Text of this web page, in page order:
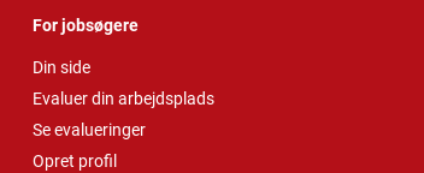
For jobsøgere
Din side
Evaluer din arbejdsplads
Se evalueringer
Opret profil